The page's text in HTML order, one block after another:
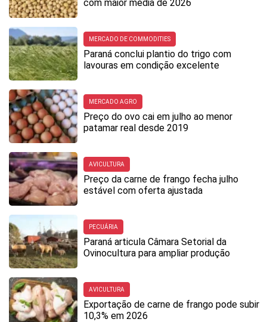
com maior média de 2026
MERCADO DE COMMODITIES
Paraná conclui plantio do trigo com
lavouras em condição excelente
MERCADO AGRO
Preço do ovo cai em julho ao menor
patamar real desde 2019
AVICULTURA
Preço da carne de frango fecha julho
estável com oferta ajustada
PECUÁRIA
Paraná articula Câmara Setorial da
Ovinocultura para ampliar produção
AVICULTURA
Exportação de carne de frango pode subir
10,3% em 2026